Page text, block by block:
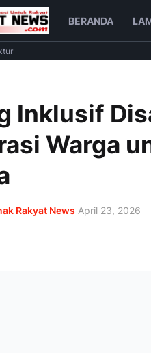
BERANDA
Inklusif
Warga
Rakyat News April 23, 2026